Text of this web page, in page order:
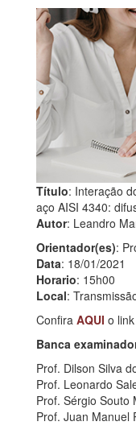
Título: Interação
aço AISI 4340:
Autor: Leandro
Orientador(es):
Data: 18/01/2021
Horario: 15h00
Local:
Confira AQUI o
Banca
Prof. Dilson Silva
Prof. Leonardo
Prof. Sérgio Souto
Prof. Juan Manuel